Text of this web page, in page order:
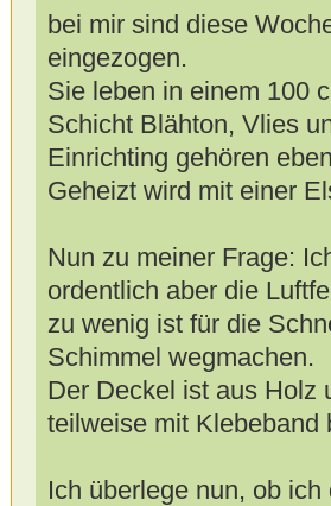
bei mir sind diese
eingezogen.
Sie leben in einem 100
Schicht Blähton, Vlies
Einrichting gehören
Geheizt wird mit einer
Nun zu meiner Frage:
ordentlich aber die
zu wenig ist für die
Schimmel wegmachen.
Der Deckel ist aus Holz
teilweise mit Klebeband
Ich überlege nun, ob